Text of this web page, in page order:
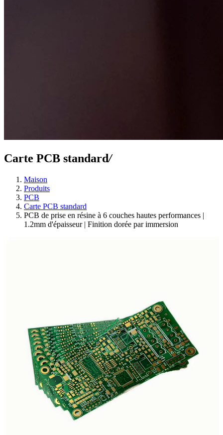
Carte PCB standard/
Maison
Produits
PCB
Carte PCB standard
PCB de prise en résine à 6 couches hautes performances |
1.2mm d'épaisseur | Finition dorée par immersion